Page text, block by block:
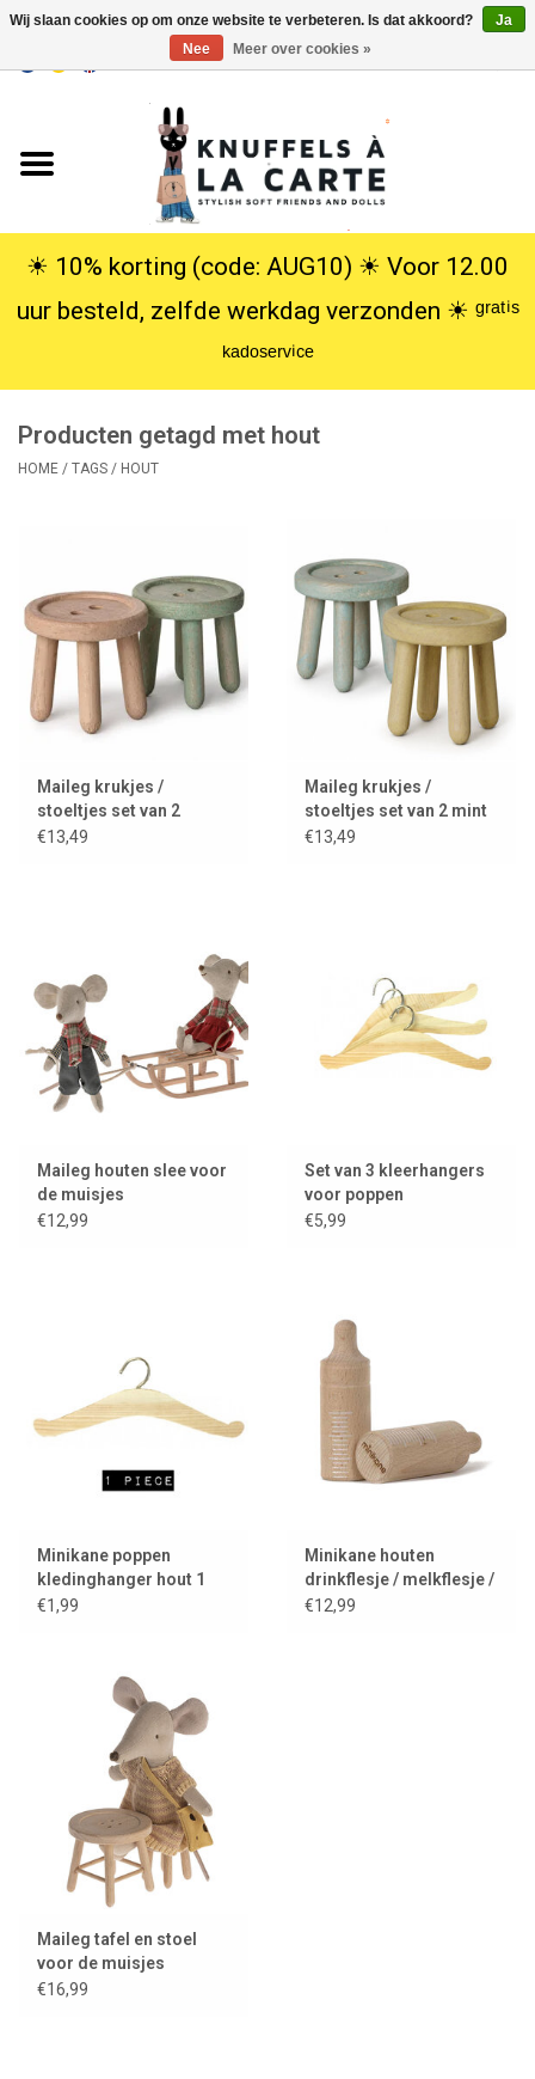
USD
Knuffels
Poppen
SALE
Lookbooks
Merken
☀︎ 10% korting (code: AUG10) ☀︎ Voor 12.00
uur besteld, zelfde werkdag verzonden ☀︎ ᵍʳᵃᵗⁱˢ
ᵏᵃᵈᵒˢᵉʳᵛⁱᶜᵉ
Producten getagd met hout
HOME / TAGS / HOUT
Maileg krukjes /
stoeltjes set van 2
€13,49
Maileg krukjes /
stoeltjes set van 2 mint
en geel
€13,49
Maileg houten slee voor
de muisjes
€12,99
Set van 3 kleerhangers
voor poppen
€5,99
Minikane poppen
kledinghanger hout 1
stuk
€1,99
Minikane houten
drinkflesje / melkflesje /
flesje
€12,99
Maileg tafel en stoel
voor de muisjes
€16,99
Wij slaan cookies op om onze website te verbeteren. Is dat akkoord?
Ja
Nee
Meer over cookies »